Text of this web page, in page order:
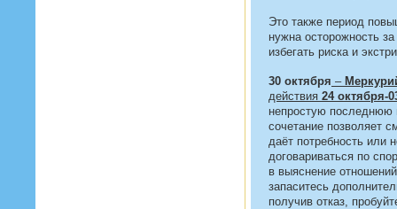
Это также период
нужна осторожность
избегать риска и
30 октября –
действия 24 октября-
непростую последнюю
сочетание позволяет
даёт потребность или
договариваться по
в выяснение
запаситесь
получив отказ,